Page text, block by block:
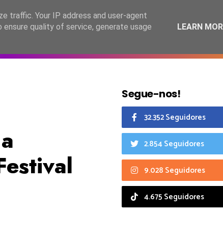
LANÇAMENTOS ESPECIAIS CALENDÁRIO
Segue-nos!
32.352 Seguidores
2.854 Seguidores
9.028 Seguidores
4.675 Seguidores
traffic. Your IP address and user-agent
quality of service, generate usage
LEARN